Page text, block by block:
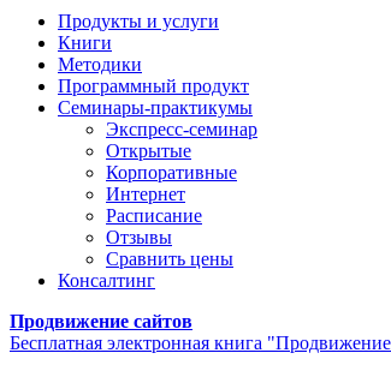
Продукты и услуги
Книги
Методики
Программный продукт
Семинары-практикумы
Экспресс-семинар
Открытые
Корпоративные
Интернет
Расписание
Отзывы
Сравнить цены
Консалтинг
Продвижение сайтов
Бесплатная электронная книга